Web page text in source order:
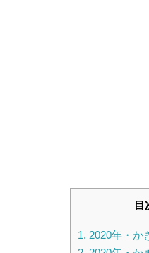
目
1. 2020年・か